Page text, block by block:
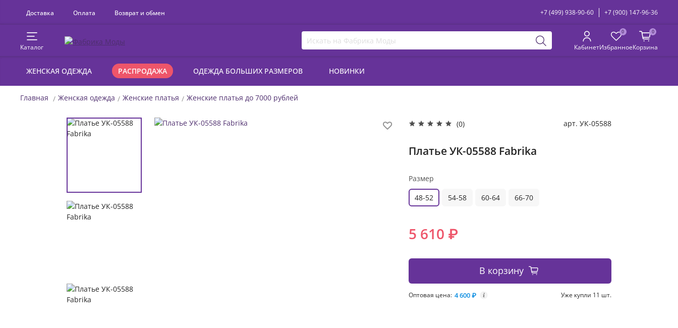
Доставка Оплата Возврат и обмен +7 (499) 938-90-60 +7 (900) 147-96-36
Каталог Кабинет
0
Избранное
0
Корзина
ЖЕНСКАЯ ОДЕЖДА РАСПРОДАЖА ОДЕЖДА БОЛЬШИХ РАЗМЕРОВ НОВИНКИ
Главная Женская одежда Женские платья Женские платья до 7000 рублей
(0) арт. УК-05588
Платье УК-05588 Fabrika
Размер
48-52
54-58 60-64 66-70
5 610 ₽
В корзину
Оптовая цена: 4 600 ₽ i Уже купли 11 шт.